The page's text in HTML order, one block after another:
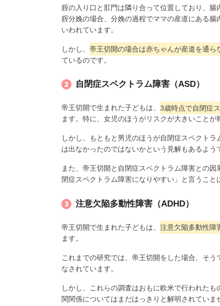
腟の入り口と肛門は隣り合って位置しており、
腟分娩の場合、分娩の過程でママの産道にある
いわれています。
しかし、 帝王切開の場合は赤ちゃんが産道を通
ているのです。
自閉症スペクトラム障害（ASD）
帝王切開で生まれた子どもは、 3歳時点で自閉症
ます。特に、女児のほうがリスクが大きいことが
しかし、もともと男児のほうが自閉症スペクト
は出なかったのではないかという見解もあるよう
また、帝王切開と自閉症スペクトラム障害との
閉症スペクトラム障害になりやすい」と言うこと
注意欠陥多動性障害（ADHD）
帝王切開で生まれた子どもは、 注意欠陥多動性障
ます。
これまでの研究では、帝王切開をした場合、そ
なされています。
しかし、これらの調査はおもに欧米で行われた
関関係についてはまだはっきりと解明されていま